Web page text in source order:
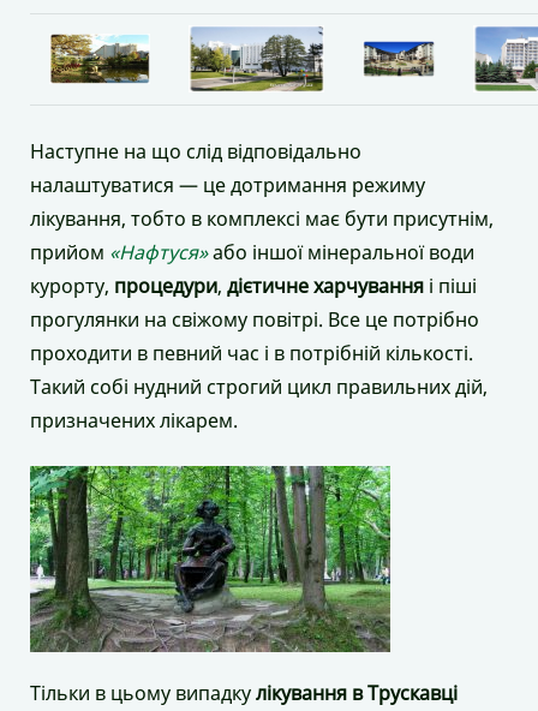
Наступне на що слід відповідально
налаштуватися — це дотримання режиму
лікування, тобто в комплексі має бути присутнім,
прийом «Нафтуся»або іншої мінеральної води
курорту, процедури, дієтичне харчування і піші
прогулянки на свіжому повітрі. Все це потрібно
проходити в певний час і в потрібній кількості.
Такий собі нудний строгий цикл правильних дій,
призначених лікарем.
Тільки в цьому випадкулікування в Трускавці